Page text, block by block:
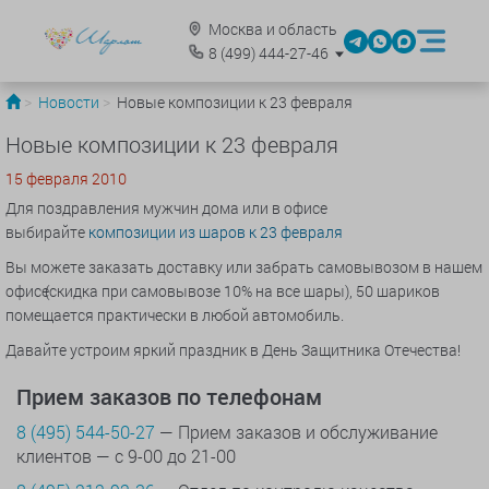
Москва и область
8 (499)444-27-46
Новости Новые композиции к 23 февраля
Новые композиции к 23 февраля
15 февраля 2010
Для поздравления мужчин дома или в офисе
выбирайте композиции из шаров к 23 февраля
Вы можете заказать доставку или забрать самовывозом в нашем
офисе(скидка при самовывозе 10% на все шары), 50 шариков
помещается практически в любой автомобиль.
Давайте устроим яркий праздник в День Защитника Отечества!
Прием заказов по телефонам
8 (495) 544-50-27 — Прием заказов и обслуживание
клиентов — с 9-00 до 21-00